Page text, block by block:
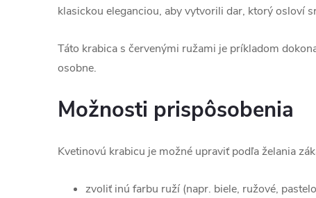
klasickou eleganciou, aby vytvorili dar, ktorý osloví
Táto krabica s červenými ružami je príkladom
osobne.
Možnosti prispôsobenia
Kvetinovú krabicu je možné upraviť podľa želania
zvoliť inú farbu ruží (napr. biele, ružové,